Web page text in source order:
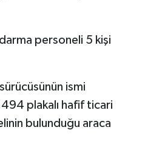
personeli 5 kişi
ismi
plakalı hafif ticari
bulunduğu araca